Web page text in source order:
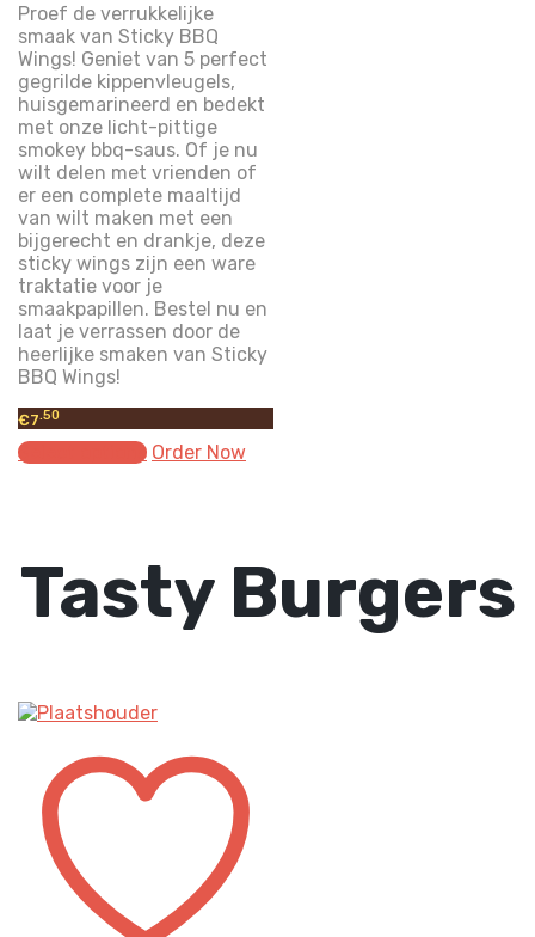
Proef de verrukkelijke
smaak van Sticky BBQ
Wings! Geniet van 5 perfect
gegrilde kippenvleugels,
huisgemarineerd en bedekt
met onze licht-pittige
smokey bbq-saus. Of je nu
wilt delen met vrienden of
er een complete maaltijd
van wilt maken met een
bijgerecht en drankje, deze
sticky wings zijn een ware
traktatie voor je
smaakpapillen. Bestel nu en
laat je verrassen door de
heerlijke smaken van Sticky
BBQ Wings!
€7 .50
Select options Order Now
Tasty Burgers